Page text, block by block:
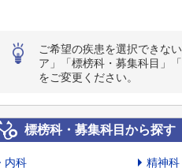
ご希望の疾患を選択できな
ア」「標榜科・募集科目」「
をご変更ください。
標榜科・募集科目から探す
内科 精神科